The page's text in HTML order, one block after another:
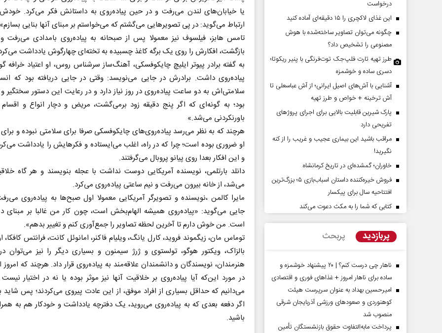
یا خیابان‌های لندن می‌رفت و در حین ‌پیاده‌روی به داستانش فکر می‌کرد.
ارتباط می‌گوید: در پی تصویر‌هایی می‌گشتم که می‌خواستم بر مبنای آنها بنایی بسازم»
تامس ‌هابز، فیلسوف نیز معمولا پس از صبحانه به ‌پیاده‌روی بامدادی
بازگشت، افکارش را روی یک برگه کاغذ چسبیده به تخته‌ای چهارگوش یادداشت
به گفته برادر پیوتر ایلیچ چایکوفسکی، آهنگ‌ساز سرشناس روس، او اعتیاد خرافه
‌پیاده‌روی داشت. برادرش در جایی می‌نویسد: وقتی در جایی دریافته بود که
سلامتی‌اش به دو ساعت ‌پیاده‌روی در روز نیاز دارد و در رعایت این دستور سختگیر و
بود؛ به گونه‌ای که اگر پنج دقیقه زود برمی‌گشت، مریض و دچار انواع و
باورنکردنی می‌شد.»
هرچند که به نظر می‌رسد ‌پیاده‌روی‌های چایکوفسکی صرفا برای سلامتی نبوده و
او ضروری بوده است‌؛ چرا که در راه، اغلب می‌ایستاده و فکر‌هایش را یادداشت
و این افکار بعدا روی پیانو پروبال می‌گرفتند.
دانلد بارتلمی، نویسنده آمریکایی دوست نداشت با عجله بنویسند و هر گاه
می‌شد، از خانه بیرون می‌رفت و نیم ساعتی ‌پیاده‌روی می‌کرد.
مایرا کالمن ،نویسنده و تصویرگر آمریکایی معمولا اول صبح‌ها به ‌پیاده‌روی
جایی می‌گوید: «‌پیاده‌روی همیشه الهام‌بخش است، چون کار من غالبا بر مبنای
است. من خوش دارم تا آخرین لحظه تصاویر را جمع‌آوری کنم و تغییر بدهم».
توماس مان، زیگموند فروید، کارل یانگ، ویلیام فاکنر، امانوئل کانت، فرانتس کافکا،
بالزاک، ویکتور هوگو، تولستوی و ژرژ سیمنون و بسیاری دیگر را نیز می‌توان
هنرمندان، نویسندگان و دانشمندان علاقه‌مند به ‌پیاده‌روی قرار داد. هرچند که امروز
در مورد این‌که آیا پیاده‌روی بر خلاقیت آنها نیز موثر بوده یا نه در اختیار نیست
می‌دانیم که حداقل بسیاری از افراد موفق، از این عادت پیروی می‌کردند؛ پس شاید
اگر دفعه بعدی که به ‌پیاده‌روی می‌روید، یک دفترچه یادداشت و خودکار هم به
باشید.
درخواست
این غذای لاکچری را ۱۵ دقیقه‌ای آماده کنید
چگونه می‌توان تصاویر ساخته‌شده با هوش
مصنوعی را تشخیص داد؟
طرز تهیه تارت فلپ‌جک توت‌فرنگی با پنیر ریکوتا؛
دسری ساده و خوشمزه
آشنایی با آش‌های اصیل ایرانی؛ از آش عباسعلی تا
آش ترخینه + خواص و طرز تهیه
پارک شیرین قابلیت‌ بالایی برای اجرای پروژهای
تفریحی دارد
مراقب باشید این بیماری عجیب و غریب را از کنه
نگیرید!
خاوران؛ گمشده‌ای در تاریخ کرمانشاه
فروش خیره‌کننده داستان اسباب‌بازی ۵؛ بزرگ‌ترین
افتتاحیه سال برای پیکسار
کتابی که شما را به مکث دعوت می‌کند
پربازدید پربحث
ناهار چی درست کنم؟ | ۲۰ پیشنهاد خوشمزه و
ساده برای ناهار امروز + غذاهای فوری و اقتصادی
امیرحسین بهداد به عنوان سرپرست هیئت
کوهنوردی و صعودهای ورزشی آذربایجان شرقی
منصوب شد
پرداخت مابه‌التفاوت حقوق بازنشستگان تأمین
پشت‌پرده تهدیدات کوتاه‏‌مدت و
اربعین نماد مقاومت در برابر
استکبار‌
رحمت‌الله نوروزی - عضو کمیسیون اجتماعی
مجلس
همه مدافع
دکتر حکیمه سقای بی‌ریا -
تهران